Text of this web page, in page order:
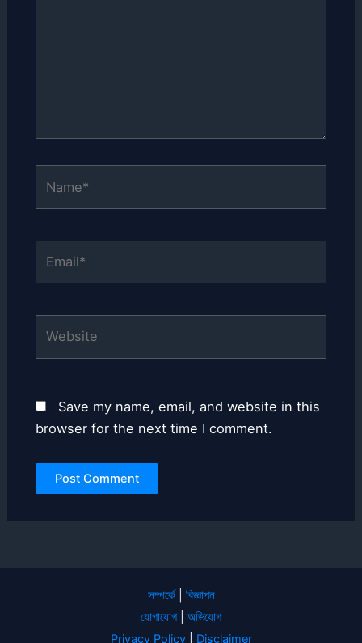
Save my name, email, and website in this
browser for the next time I comment.
সম্পর্কে| বিজ্ঞাপন
যোগাযোগ
অভিযোগ
Privacy Policy| Disclaimer